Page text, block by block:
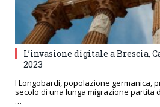
L’invasione digitale a Brescia,
2023
I Longobardi, popolazione germanica,
secolo di una lunga migrazione partita
…